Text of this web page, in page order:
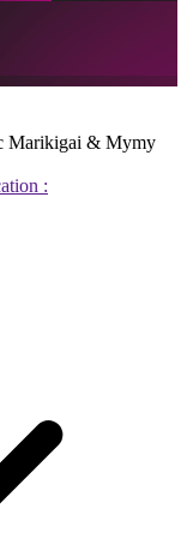
Marikigai & Mymy
: